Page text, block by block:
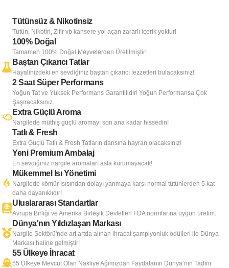
Tütünsüz & Nikotinsiz
Tütün, Nikotin, Zifir vb kansere yol açan zararlı içerik yoktur!
100% Doğal
Tamamen 100% Doğal Meyvelerden Üretilmiştir!
Baştan Çıkarıcı Tatlar
Hayalinizdeki en sevdiğiniz baştan çıkarıcı lezzetleri bulacaksınız!
2 Saat Süper Performans
Yoğun Tat ve Yüksek Performans Garantilidir! Yoğun Performansa Çok
Şaşıracaksınız.
Extra Güçlü Aroma
Nargilede müthiş güçlü aromayı son ana kadar hissedin!
Tatlı & Fresh
Extra Güçlü Tatlı & Fresh Tatların dansına hayran olacaksınız!
Yeni Premium Ambalaj
En sevdiğiniz nargile aromaları asla kurumayacak!
Mükemmel Isı Yönetimi
Nargilede kömür ısısından dolayı yanmaya karşı normal tütünlerden 5 kat
daha dayanıklıdır!
Uluslararası Standartlar
Avrupa Birliği ve Amerika Birleşik Devletleri FDA normlarına uygun üretim.
Dünya'nın Yıldızlaşan Markası
Nargile Sektörü'nde art artda alınan ihracat şampiyonluk ödülleri ile Dünya
Markası haline gelmiştir!
55 Ülkeye İhracat
55 Ülkeye Mevcut Olan Nakliye Ağımızdan Faydalanın Dünya’nın Tadını